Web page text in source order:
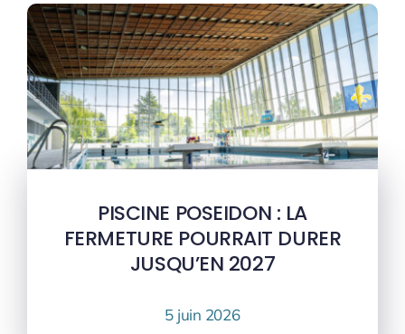
PISCINE POSEIDON : LA
FERMETURE POURRAIT DURER
JUSQU’EN 2027
5 juin 2026